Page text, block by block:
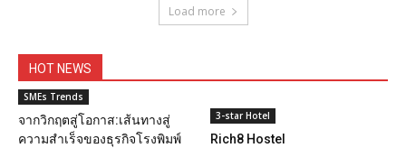
Load more
HOT NEWS
SMEs Trends
จากวิกฤตสู่โอกาส:เส้นทางสู่
ความสำเร็จของธุรกิจโรงพิมพ์
3-star Hotel
Rich8 Hostel